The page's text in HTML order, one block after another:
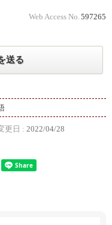
Web Access No. 597265
送る
更日 : 2022/04/28